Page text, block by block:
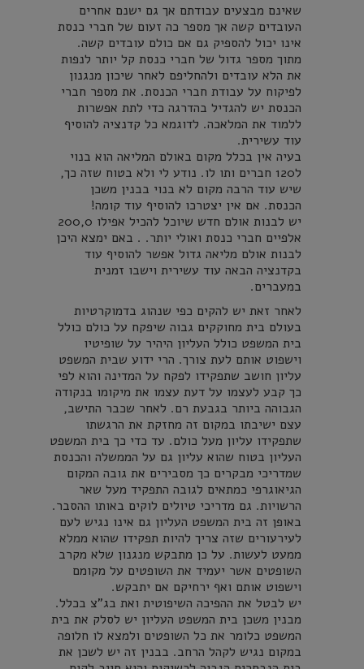
שאינם מבצעים עבודתם אך גם ישנם אחרים
העובדים קשה אך מספר כה זעום של חברי כנסת
אינו יכול להספיק גם אם כולם עובדים קשה.
מתוך מספר גדול של חברי כנסת קל יותר לנפות
את הלא עובדים ולהחליפם לאחר שיכון מנגנון
לפיקוח על עבודת חברי הכנסת. את מספר חברי
הכנסת יש להגדיל בהדרגה כדי לתת אפשרות
ללמוד את המלאכה. לדוגמא כל קדנציה להוסיף
עוד עשירית.
בעיה אין בכלל מקום באולם המליאה הוא בנוי
ל120 חברים ותו לו. נודע לי ולא בטוח שזה כך,
שיש עוד הרבה מקום לא בנוי בבנין משכן
הכנסת. אם אין יצטרכו להוסיף עוד קומה!
יש לבנות אולם חדש שיוכל להכיל אפילו 200,0
אלפיים חברי כנסת ואולי יותר. . באם ימצא היכן
לבנות אולם מליאה גדול אפשר להוסיף עוד
בקדנציה הבאה עוד עשירית וישבו זמנית
במעברים.
לאחר זאת יש להקים כפי שנהוג בדמוקרטיות
בעולם בית מחוקקים גבוה שיפקח על כולם כולל
בית המשפט כולל העליון היהיר על שופיטיו
וישפוט אותם לעת צורך. הרי ידוע שבית המשפט
עליון חושב שתפקידו לפקח על המדינה והוא לפי
כך קבע לעצמו על דעת עצמו את מיקומו בנקודה
הגבוהה ביותר בגבעת רם. לאחר שכבר התישב,
עצם ישיבתו במקום זה מחזקת את הרגשתו
שתפקידו עליון מעל כולם. עד כדי כך בית המשפט
העליון בטוח שהוא עליון גם על הממשלה והכנסת
שמדריכי מבקרים כך מסבירים את גובה המקום
הגיאוגרפי כמתאים לגובה התפקיד מעל שאר
הרשויות. גם מדריכי טיולים לוקים באותו ההסבר.
באופן זה בית המשפט העליון גם אינו נגיש לעם
לעירעורים שזה צריך להיות תפקידו שהוא ממלא
ממעט לעשות. על כן מתבקש מנגנון שלא מקרב
השופטים אשר יעמיד את השופטים על מקומם
וישפוט אותם ואף ירחיקם אם יתבקש.
יש לבטל את ההפיכה השיפוטית ואת בג"צ בכלל.
מבנין משכן בית המשפט העליון יש לסלק את בית
המשפט כלומר את כל השופטים ולמצא לו חלופה
במקום נגיש לקהל הרחב. בבנין זה יש לשכן את